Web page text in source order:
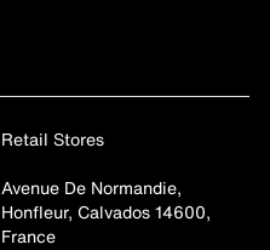
Retail Stores
Avenue De Normandie,
Honfleur, Calvados 14600,
France